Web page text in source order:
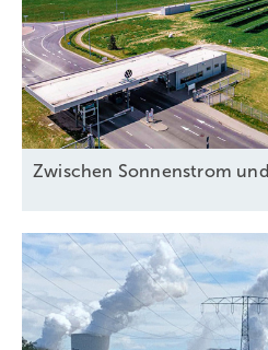
Zwischen Sonnenstrom und